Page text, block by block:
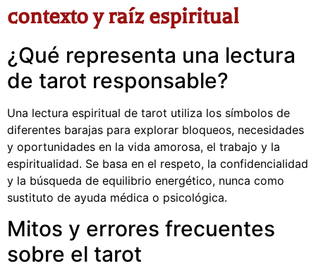
contexto y raíz espiritual
¿Qué representa una lectura
de tarot responsable?
Una lectura espiritual de tarot utiliza los símbolos de
diferentes barajas para explorar bloqueos, necesidades
y oportunidades en la vida amorosa, el trabajo y la
espiritualidad. Se basa en el respeto, la confidencialidad
y la búsqueda de equilibrio energético, nunca como
sustituto de ayuda médica o psicológica.
Mitos y errores frecuentes
sobre el tarot